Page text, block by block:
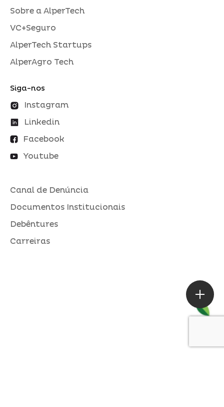
Sobre a AlperTech
VC+Seguro
AlperTech Startups
AlperAgro Tech
Siga-nos
Instagram
Linkedin
Facebook
Youtube
Canal de Denúncia
Documentos Institucionais
Debêntures
Carreiras